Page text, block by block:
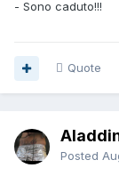
- Sono caduto!!!
Quote
Posted